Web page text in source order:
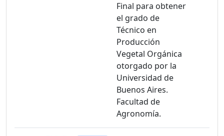
Final para obtener
el grado de
Técnico en
Producción
Vegetal Orgánica
otorgado por la
Universidad de
Buenos Aires.
Facultad de
Agronomía.